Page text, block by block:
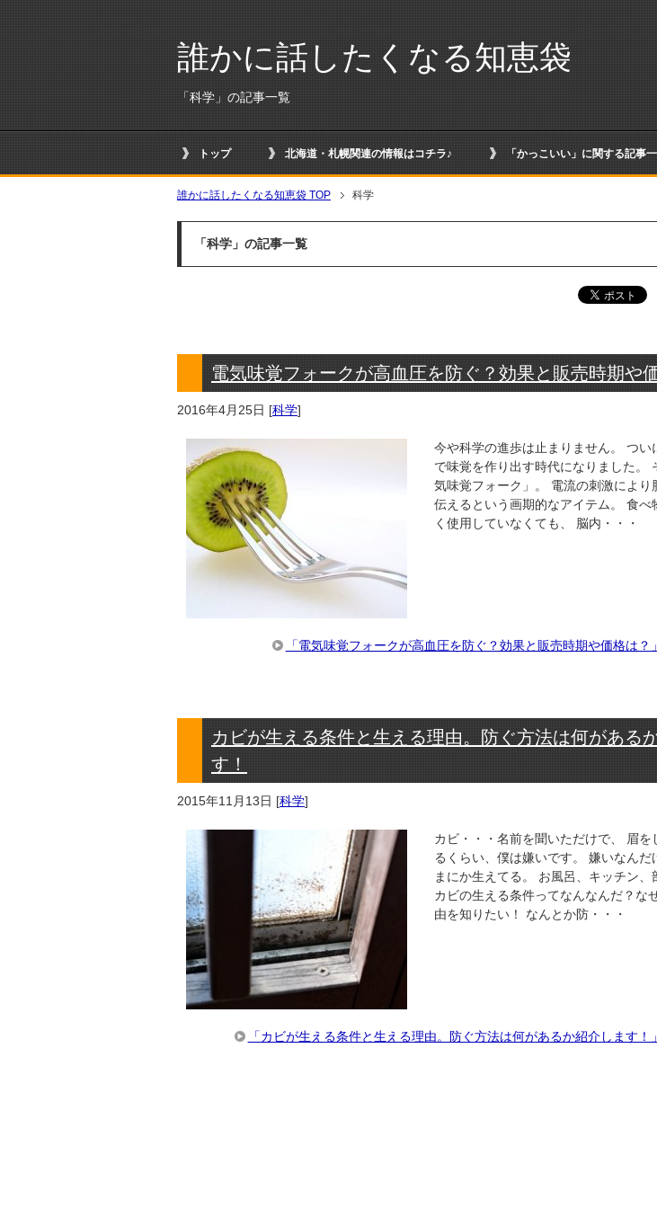
誰かに話したくなる知恵袋
「科学」の記事一覧
トップ 北海道・札幌関連の情報はコチラ♪ 「かっこいい」に関する記事
誰かに話したくなる知恵袋 TOP 科学
「科学」の記事一覧
電気味覚フォークが高血圧を防ぐ？効果と販売時期や
2016年4月25日 [科学]
今や科学の進歩は止まりません。 つい
で味覚を作り出す時代になりました。
気味覚フォーク」。 電流の刺激により
伝えるという画期的なアイテム。 食べ
く使用していなくても、 脳内・・・
「電気味覚フォークが高血圧を防ぐ？効果と販売時期や価格は？
カビが生える条件と生える理由。防ぐ方法は何がある
す！
2015年11月13日 [科学]
カビ・・・名前を聞いただけで、 眉を
るくらい、僕は嫌いです。 嫌いなんだ
まにか生えてる。 お風呂、キッチン、
カビの生える条件ってなんなんだ？な
由を知りたい！ なんとか防・・・
「カビが生える条件と生える理由。防ぐ方法は何があるか紹介します！